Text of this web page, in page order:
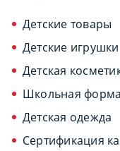
Детские товары
Детские игрушки
Детская
Школьная форма
Детская одежда
Сертификация